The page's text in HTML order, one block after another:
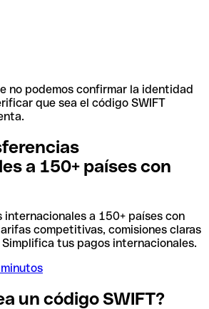
no podemos confirmar la identidad
que sea el código SWIFT
a 150+ países con
internacionales a 150+ países con
competitivas, comisiones claras
tus pagos internacionales.
un código SWIFT?